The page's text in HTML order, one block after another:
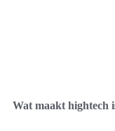
Wat maakt hightech